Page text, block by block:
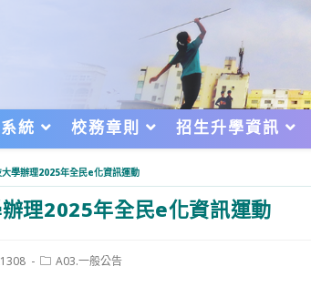
統 校務章則 招生升學資訊
學辦理2025年全民e化資訊運動
理2025年全民e化資訊運動
PostA03.一般公告